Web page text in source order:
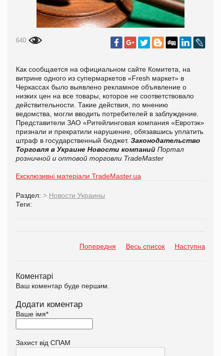
640
Как сообщается на официальном сайте Комитета, на
витрине одного из супермаркетов «Fresh маркет» в
Черкассах было выявлено рекламное объявление о
низких цен на все товары, которое не соответствовало
действительности. Такие действия, по мнению
ведомства, могли вводить потребителей в заблуждение.
Представители ЗАО «Ритейлинговая компания «Евротэк»
признали и прекратили нарушение, обязавшись уплатить
штраф в государственный бюджет. Законодательство
Торговля в Украине Новости компаний Портал
розничной и оптовой торговли TradeMaster
Ексклюзивні матеріали TradeMaster.ua
Раздел: > Новости Украины
Теги:
Попередня Весь список Наступна
Коментарі
Ваш коментар буде першим.
Додати коментар
Ваше імя*
Захист від СПАМ